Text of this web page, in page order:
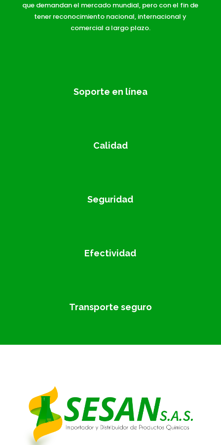
que demandan el mercado mundial, pero con el fin de
tener reconocimiento nacional, internacional y
comercial a largo plazo.
Soporte en línea
Calidad
Seguridad
Efectividad
Transporte seguro